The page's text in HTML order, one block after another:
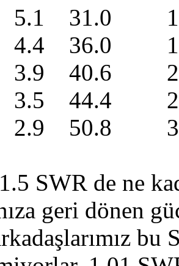
31.0
36.0
40.6
44.4
50.8
SWR de ne
geri dönen
bu